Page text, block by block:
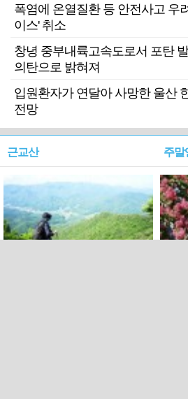
폭염에 온열질환 등 안전사고 우
이스' 취소
창녕 중부내륙고속도로서 포탄
의탄으로 밝혀져
입원환자가 연달아 사망한 울산
전망
근교산 주말